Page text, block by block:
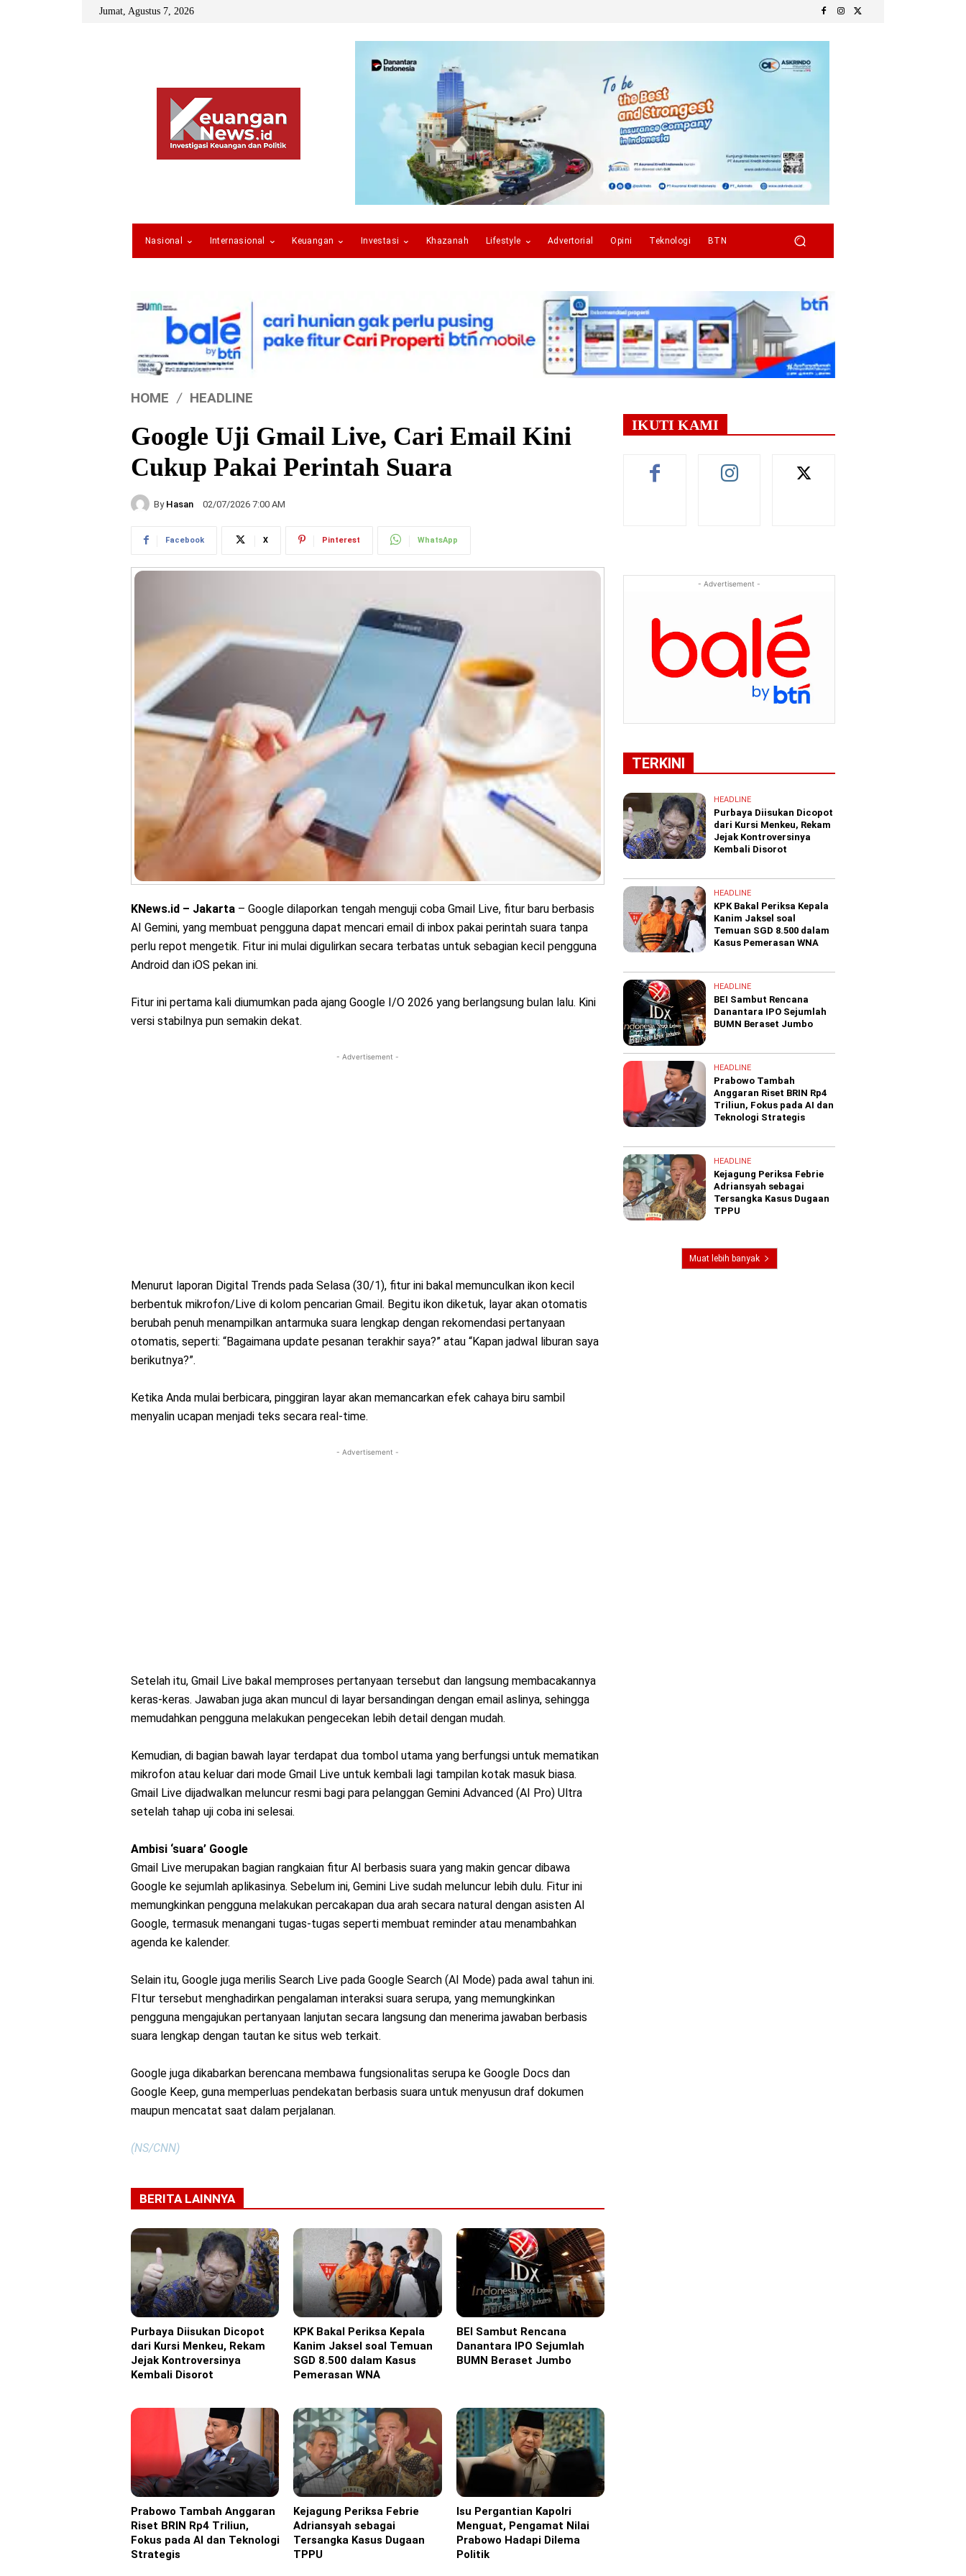
Jumat, Agustus 7, 2026
Nasional Internasional Keuangan Investasi Khazanah Lifestyle Advertorial Opini Teknologi BTN
HOME HEADLINE
Google Uji Gmail Live, Cari Email Kini
Cukup Pakai Perintah Suara
By Hasan 02/07/2026 7:00 AM
Facebook X Pinterest WhatsApp
KNews.id – Jakarta – Google dilaporkan tengah menguji coba Gmail Live, fitur baru berbasis
AI Gemini, yang membuat pengguna dapat mencari email di inbox pakai perintah suara tanpa
perlu repot mengetik. Fitur ini mulai digulirkan secara terbatas untuk sebagian kecil pengguna
Android dan iOS pekan ini.
Fitur ini pertama kali diumumkan pada ajang Google I/O 2026 yang berlangsung bulan lalu. Kini
versi stabilnya pun semakin dekat.
- Advertisement -
Menurut laporan Digital Trends pada Selasa (30/1), fitur ini bakal memunculkan ikon kecil
berbentuk mikrofon/Live di kolom pencarian Gmail. Begitu ikon diketuk, layar akan otomatis
berubah penuh menampilkan antarmuka suara lengkap dengan rekomendasi pertanyaan
otomatis, seperti: “Bagaimana update pesanan terakhir saya?” atau “Kapan jadwal liburan saya
berikutnya?”.
Ketika Anda mulai berbicara, pinggiran layar akan memancarkan efek cahaya biru sambil
menyalin ucapan menjadi teks secara real-time.
- Advertisement -
Setelah itu, Gmail Live bakal memproses pertanyaan tersebut dan langsung membacakannya
keras-keras. Jawaban juga akan muncul di layar bersandingan dengan email aslinya, sehingga
memudahkan pengguna melakukan pengecekan lebih detail dengan mudah.
Kemudian, di bagian bawah layar terdapat dua tombol utama yang berfungsi untuk mematikan
mikrofon atau keluar dari mode Gmail Live untuk kembali lagi tampilan kotak masuk biasa.
Gmail Live dijadwalkan meluncur resmi bagi para pelanggan Gemini Advanced (AI Pro) Ultra
setelah tahap uji coba ini selesai.
Ambisi ‘suara’ Google
Gmail Live merupakan bagian rangkaian fitur AI berbasis suara yang makin gencar dibawa
Google ke sejumlah aplikasinya. Sebelum ini, Gemini Live sudah meluncur lebih dulu. Fitur ini
memungkinkan pengguna melakukan percakapan dua arah secara natural dengan asisten AI
Google, termasuk menangani tugas-tugas seperti membuat reminder atau menambahkan
agenda ke kalender.
Selain itu, Google juga merilis Search Live pada Google Search (AI Mode) pada awal tahun ini.
FItur tersebut menghadirkan pengalaman interaksi suara serupa, yang memungkinkan
pengguna mengajukan pertanyaan lanjutan secara langsung dan menerima jawaban berbasis
suara lengkap dengan tautan ke situs web terkait.
Google juga dikabarkan berencana membawa fungsionalitas serupa ke Google Docs dan
Google Keep, guna memperluas pendekatan berbasis suara untuk menyusun draf dokumen
maupun mencatat saat dalam perjalanan.
(NS/CNN)
BERITA LAINNYA
Headline
Purbaya Diisukan Dicopot
dari Kursi Menkeu, Rekam
Jejak Kontroversinya
Kembali Disorot
Headline
KPK Bakal Periksa Kepala
Kanim Jaksel soal Temuan
SGD 8.500 dalam Kasus
Pemerasan WNA
Headline
BEI Sambut Rencana
Danantara IPO Sejumlah
BUMN Beraset Jumbo
Headline
Prabowo Tambah Anggaran
Riset BRIN Rp4 Triliun,
Fokus pada AI dan Teknologi
Strategis
Headline
Kejagung Periksa Febrie
Adriansyah sebagai
Tersangka Kasus Dugaan
TPPU
Headline
Isu Pergantian Kapolri
Menguat, Pengamat Nilai
Prabowo Hadapi Dilema
Politik
IKUTI KAMI
- Advertisement -
TERKINI
HEADLINE
Purbaya Diisukan Dicopot
dari Kursi Menkeu, Rekam
Jejak Kontroversinya
Kembali Disorot
HEADLINE
KPK Bakal Periksa Kepala
Kanim Jaksel soal
Temuan SGD 8.500 dalam
Kasus Pemerasan WNA
HEADLINE
BEI Sambut Rencana
Danantara IPO Sejumlah
BUMN Beraset Jumbo
HEADLINE
Prabowo Tambah
Anggaran Riset BRIN Rp4
Triliun, Fokus pada AI dan
Teknologi Strategis
HEADLINE
Kejagung Periksa Febrie
Adriansyah sebagai
Tersangka Kasus Dugaan
TPPU
Muat lebih banyak